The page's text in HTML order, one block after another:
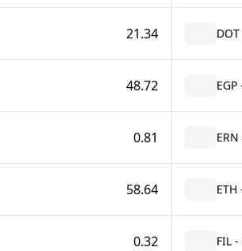
21.34
48.72
0.81
58.64
0.32 FIL